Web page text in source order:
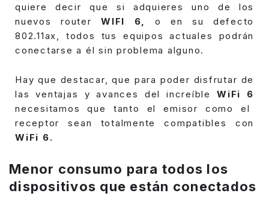
quiere decir que si adquieres uno de los
nuevos router WIFI 6, o en su defecto
802.11ax, todos tus equipos actuales podrán
conectarse a él sin problema alguno.
Hay que destacar, que para poder disfrutar de
las ventajas y avances del increíbleWiFi 6
necesitamos que tanto el emisor como el
receptor sean totalmente compatibles con
WiFi 6.
Menor consumo para todos los
dispositivos que están conectados